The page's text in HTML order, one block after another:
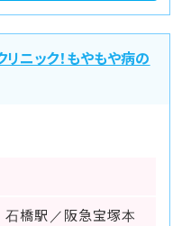
ニック！もやもや病の
石橋駅／阪急宝塚本